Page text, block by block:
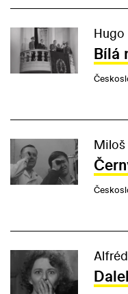
Hugo
Bílá
Miloš